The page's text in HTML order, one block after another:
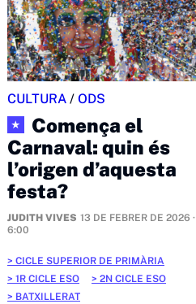
CULTURA / ODS
★
Comença el
Carnaval: quin és
l’origen d’aquesta
festa?
JUDITH VIVES 13 DE FEBRER DE 2026 ·
6:00
CICLE SUPERIOR DE PRIMÀRIA
1R CICLE ESO
2N CICLE ESO
BATXILLERAT